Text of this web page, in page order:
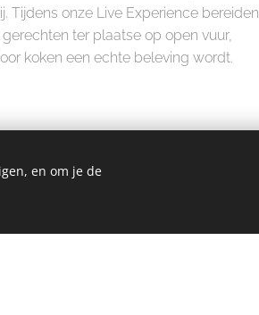
Tijdens onze Live Experience bereiden
ter plaatse op open vuur,
koken een echte beleving wordt.
Alle diensten
en om je de